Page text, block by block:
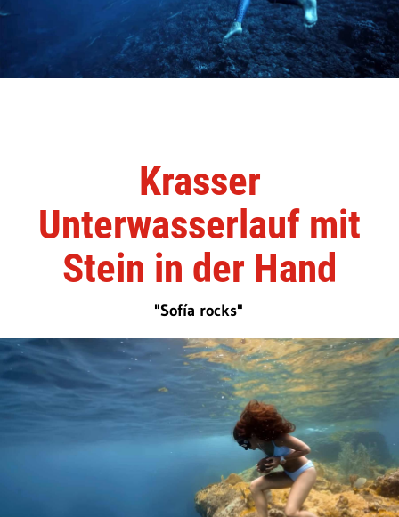
Krasser
Unterwasserlauf mit
Stein in der Hand
"Sofía rocks"